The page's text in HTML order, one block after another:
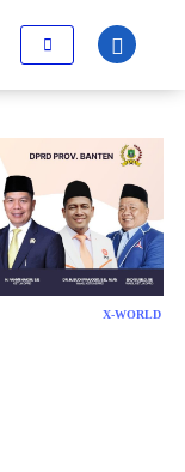
X-WORLD